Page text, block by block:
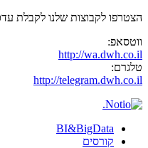
הצטרפו לקבוצות שלנו לקבלת
ווטסאפ:
http://wa.dwh.co.il
טלגרם:
http://telegram.dwh.co.il
BI&BigData
קורסים